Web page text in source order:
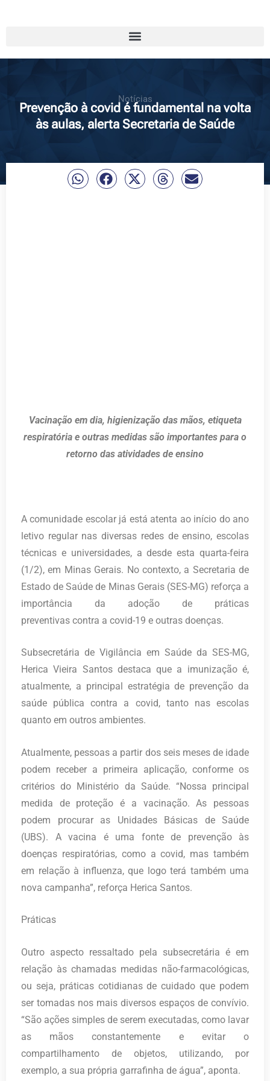
Notícias
Prevenção à covid é fundamental na volta
às aulas, alerta Secretaria de Saúde
Vacinação em dia, higienização das mãos, etiqueta
respiratória e outras medidas são importantes para o
retorno das atividades de ensino
A comunidade escolar já está atenta ao início do ano
letivo regular nas diversas redes de ensino, escolas
técnicas e universidades, a desde esta quarta-feira
(1/2), em Minas Gerais. No contexto, a Secretaria de
Estado de Saúde de Minas Gerais (SES-MG) reforça a
importância da adoção de práticas
preventivas contra a covid-19 e outras doenças.
Subsecretária de Vigilância em Saúde da SES-MG,
Herica Vieira Santos destaca que a imunização é,
atualmente, a principal estratégia de prevenção da
saúde pública contra a covid, tanto nas escolas
quanto em outros ambientes.
Atualmente, pessoas a partir dos seis meses de idade
podem receber a primeira aplicação, conforme os
critérios do Ministério da Saúde. “Nossa principal
medida de proteção é a vacinação. As pessoas
podem procurar as Unidades Básicas de Saúde
(UBS). A vacina é uma fonte de prevenção às
doenças respiratórias, como a covid, mas também
em relação à influenza, que logo terá também uma
nova campanha”, reforça Herica Santos.
Práticas
Outro aspecto ressaltado pela subsecretária é em
relação às chamadas medidas não-farmacológicas,
ou seja, práticas cotidianas de cuidado que podem
ser tomadas nos mais diversos espaços de convívio.
“São ações simples de serem executadas, como lavar
as mãos constantemente e evitar o
compartilhamento de objetos, utilizando, por
exemplo, a sua própria garrafinha de água”, aponta.